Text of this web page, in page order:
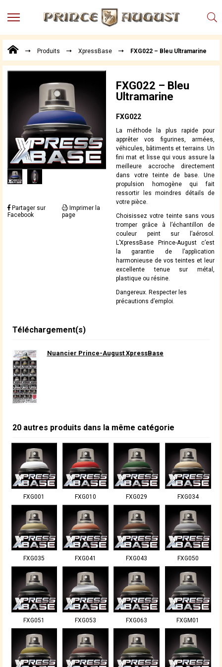
MENU
Points
de
Conseil
Actualités
Téléchargements
Techniques,
trucs et
astuces
Vidéos
Produits XpressBase FXG022 – Bleu Ultramarine
Partager sur
Facebook
Imprimer la
page
FXG022 – Bleu
Ultramarine
FXG022
La méthode la plus rapide pour
apprêter vos figurines, armées,
véhicules, bâtiments et terrains. Un
fini mat et lisse qui vous assure la
meilleure accroche directement
dans votre teinte de base. Une
propulsion homogène qui fait
ressortir les moindres détails de
votre pièce.
Choisissez votre teinte sans vous
tromper grâce à l’échantillon de
couleur peint sur l’aérosol.
L’XpressBase Prince-August c’est
la garantie de l’application
harmonieuse de vos teintes et leur
excellente tenue sur métal,
plastique ou résine.
Dangereux. Respecter les
précautions d’emploi.
Téléchargement(s)
Nuancier Prince-August XpressBase
20 autres produits dans la même catégorie
FXG001 FXG010 FXG029 FXG034
FXG035 FXG041 FXG043 FXG050
FXG051 FXG053 FXG063 FXGM01